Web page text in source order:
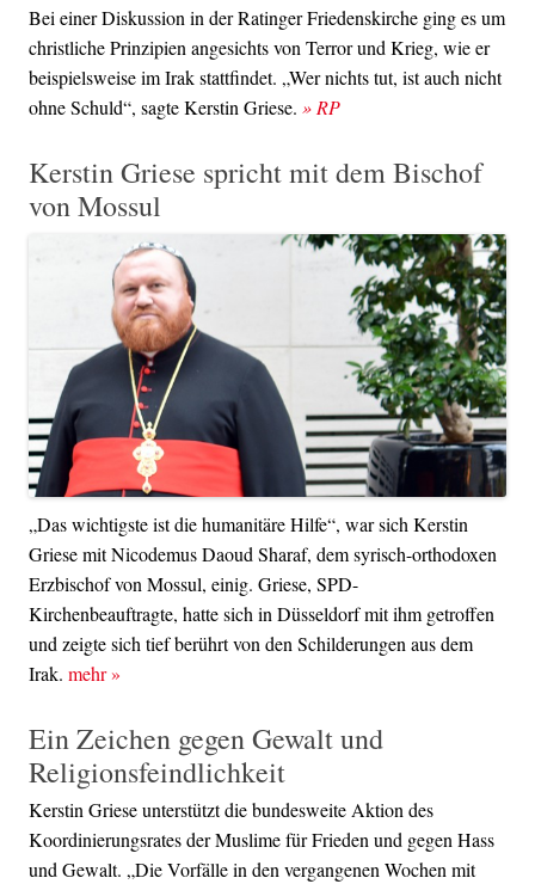
Bei einer Diskussion in der Ratinger Friedenskirche ging es um
christliche Prinzipien angesichts von Terror und Krieg, wie er
beispielsweise im Irak stattfindet. „Wer nichts tut, ist auch nicht
ohne Schuld“, sagte Kerstin Griese. » RP
Kerstin Griese spricht mit dem Bischof
von Mossul
„Das wichtigste ist die humanitäre Hilfe“, war sich Kerstin
Griese mit Nicodemus Daoud Sharaf, dem syrisch-orthodoxen
Erzbischof von Mossul, einig. Griese, SPD-
Kirchenbeauftragte, hatte sich in Düsseldorf mit ihm getroffen
und zeigte sich tief berührt von den Schilderungen aus dem
Irak. mehr»
Ein Zeichen gegen Gewalt und
Religionsfeindlichkeit
Kerstin Griese unterstützt die bundesweite Aktion des
Koordinierungsrates der Muslime für Frieden und gegen Hass
und Gewalt. „Die Vorfälle in den vergangenen Wochen mit